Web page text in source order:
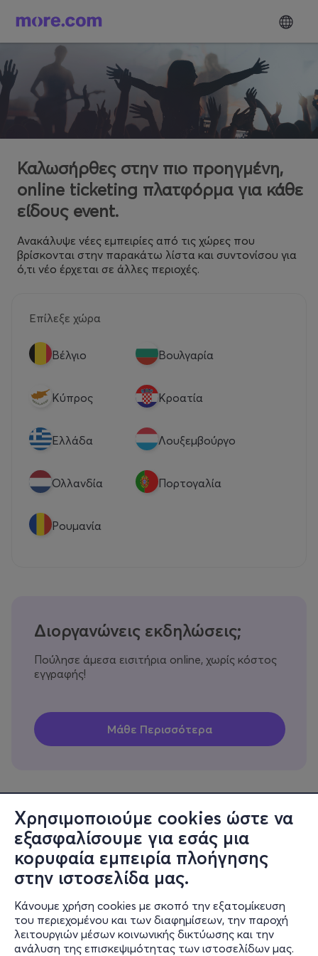
Χρησιμοποιούμε cookies ώστε να
εξασφαλίσουμε για εσάς μια
κορυφαία εμπειρία πλοήγησης
στην ιστοσελίδα μας.
Κάνουμε χρήση cookies με σκοπό την εξατομίκευση
του περιεχομένου και των διαφημίσεων, την παροχή
λειτουργιών μέσων κοινωνικής δικτύωσης και την
ανάλυση της επισκεψιμότητας των ιστοσελίδων μας.
Καλωσήρθες στην πιο προηγμένη,
online ticketing πλατφόρμα για κάθε
είδους event.
Ανακάλυψε νέες εμπειρίες από τις χώρες που
βρίσκονται στην παρακάτω λίστα και συντονίσου για
ό,τι νέο έρχεται σε άλλες περιοχές.
Επίλεξε χώρα
Βέλγιο Βουλγαρία
Κύπρος Κροατία
Eλλάδα Λουξεμβούργο
Ολλανδία Πορτογαλία
Ρουμανία
Διοργανώνεις εκδηλώσεις;
Πούλησε άμεσα εισιτήρια online, χωρίς κόστος
εγγραφής!
Πληροφορίες
Υποστήριξη
Stay Connected